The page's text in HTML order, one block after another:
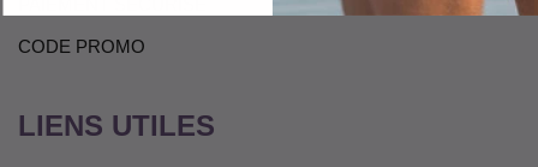
CODE PROMO
LIENS UTILES